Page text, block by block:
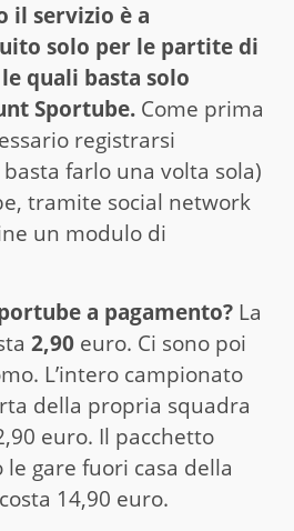
il servizio è a
solo per le partite di
quali basta solo
Sportube. Come prima
registrarsi
farlo una volta sola)
tramite social network
un modulo di
a pagamento? La
2,90 euro. Ci sono poi
L’intero campionato
della propria squadra
euro. Il pacchetto
gare fuori casa della
14,90 euro.